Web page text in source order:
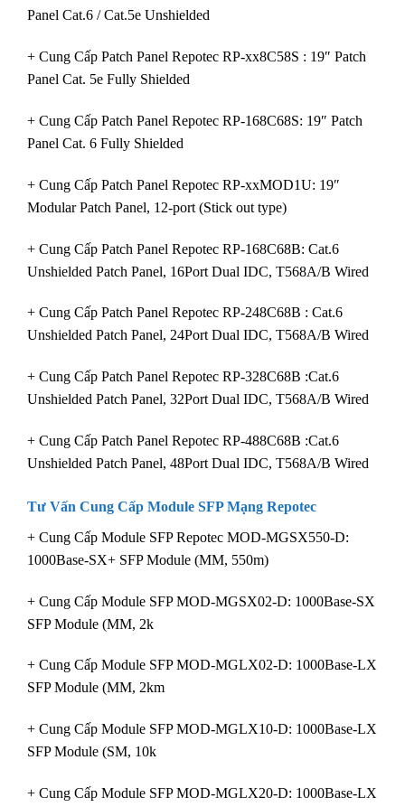
Panel Cat.6 / Cat.5e Unshielded
+ Cung Cấp Patch Panel Repotec RP-xx8C58S : 19″ Patch
Panel Cat. 5e Fully Shielded
+ Cung Cấp Patch Panel Repotec RP-168C68S: 19″ Patch
Panel Cat. 6 Fully Shielded
+ Cung Cấp Patch Panel Repotec RP-xxMOD1U: 19″
Modular Patch Panel, 12-port (Stick out type)
+ Cung Cấp Patch Panel Repotec RP-168C68B: Cat.6
Unshielded Patch Panel, 16Port Dual IDC, T568A/B Wired
+ Cung Cấp Patch Panel Repotec RP-248C68B : Cat.6
Unshielded Patch Panel, 24Port Dual IDC, T568A/B Wired
+ Cung Cấp Patch Panel Repotec RP-328C68B :Cat.6
Unshielded Patch Panel, 32Port Dual IDC, T568A/B Wired
+ Cung Cấp Patch Panel Repotec RP-488C68B :Cat.6
Unshielded Patch Panel, 48Port Dual IDC, T568A/B Wired
Tư Vấn Cung Cấp Module SFP Mạng Repotec
+ Cung Cấp Module SFP Repotec MOD-MGSX550-D:
1000Base-SX+ SFP Module (MM, 550m)
+ Cung Cấp Module SFP MOD-MGSX02-D: 1000Base-SX
SFP Module (MM, 2k
+ Cung Cấp Module SFP MOD-MGLX02-D: 1000Base-LX
SFP Module (MM, 2km
+ Cung Cấp Module SFP MOD-MGLX10-D: 1000Base-LX
SFP Module (SM, 10k
+ Cung Cấp Module SFP MOD-MGLX20-D: 1000Base-LX